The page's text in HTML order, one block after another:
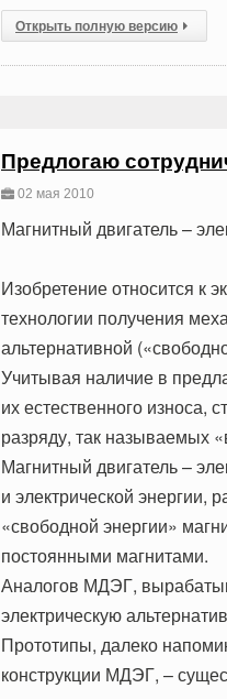
Открыть полную версию
Предлогаю
02 мая 2010
Магнитный двигатель –
Изобретение относится к
технологии получения
альтернативной
Учитывая наличие в
их естественного износа,
разряду, так называемых
Магнитный двигатель –
и электрической энергии,
«свободной энергии»
постоянными магнитами.
Аналогов МДЭГ,
электрическую
Прототипы, далеко
конструкции МДЭГ, –